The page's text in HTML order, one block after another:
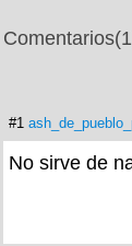
Comentarios
#1
No sirve de